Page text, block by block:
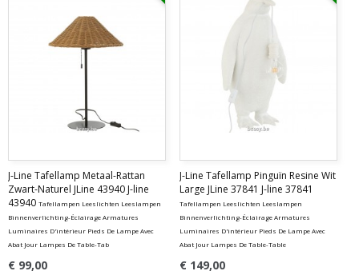
J-Line Tafellamp Metaal-Rattan
Zwart-Naturel JLine 43940 J-line
43940 Tafellampen Leeslichten Leeslampen
Binnenverlichting-Éclairage Armatures
Luminaires D'intérieur Pieds De Lampe Avec
Abat Jour Lampes De Table-Tab
€ 99,00
J-Line Tafellamp Pinguïn Resine Wit
Large JLine 37841 J-line 37841
Tafellampen Leeslichten Leeslampen
Binnenverlichting-Éclairage Armatures
Luminaires D'intérieur Pieds De Lampe Avec
Abat Jour Lampes De Table-Table
€ 149,00